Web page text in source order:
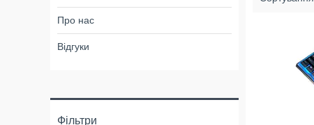
Про нас
Відгуки
Фільтри